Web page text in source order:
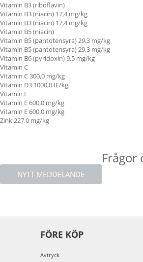
Vitamin B3 (riboflavin)
Vitamin B3 (niacin) 17,4 mg/kg
Vitamin B3 (niacin) 17,4 mg/kg
Vitamin B5 (niacin)
Vitamin B5 (pantotensyra) 29,3 mg/kg
Vitamin B5 (pantotensyra) 29,3 mg/kg
Vitamin B6 (pyridoxin) 9,5 mg/kg
Vitamin C
Vitamin C300,0 mg/kg
Vitamin D3 1000,0 IE/kg
Vitamin E
Vitamin E600,0 mg/kg
Vitamin E600,0 mg/kg
Zink 227,0 mg/kg
NYTT MEDDELANDE
Frågor
FÖRE KÖP
Avtryck